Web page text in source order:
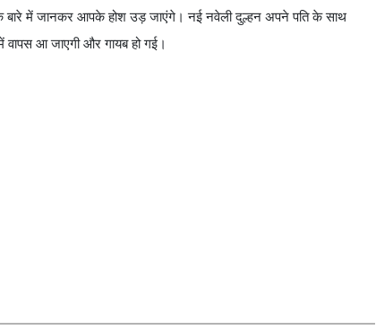
बारे में जानकर आपके होश उड़ जाएंगे। नई नवेली दुल्हन अपने पति के साथ
आ जाएगी और गायब हो गई।